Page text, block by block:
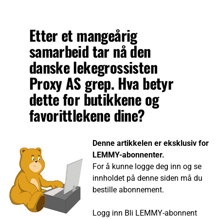
Etter et mangeårig
samarbeid tar nå den
danske lekegrossisten
Proxy AS grep. Hva betyr
dette for butikkene og
favorittlekene dine?
Denne artikkelen er eksklusiv for
LEMMY-abonnenter.
For å kunne logge deg inn og se
innholdet på denne siden må du
bestille abonnement.
Logg inn Bli LEMMY-abonnent